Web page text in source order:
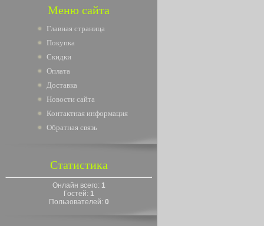
Меню сайта
Главная страница
Покупка
Скидки
Оплата
Доставка
Новости сайта
Контактная информация
Обратная связь
Статистика
Онлайн всего: 1
Гостей: 1
Пользователей: 0